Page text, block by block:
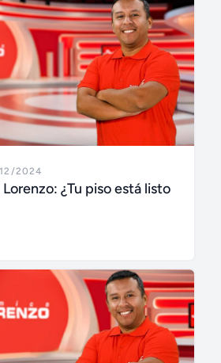
2024
¿Tu piso está listo